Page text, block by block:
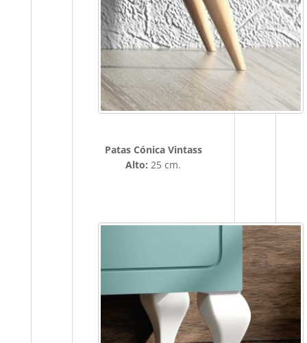
Patas Cónica Vintass
Alto: 25 cm.